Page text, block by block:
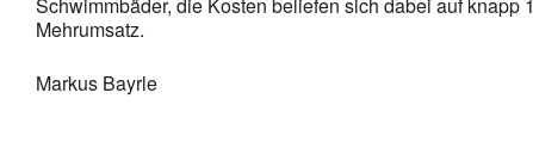
Mehrumsatz.
Markus Bayrle